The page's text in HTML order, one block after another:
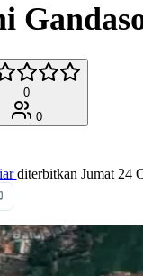
0
0
diterbitkan Jumat 24